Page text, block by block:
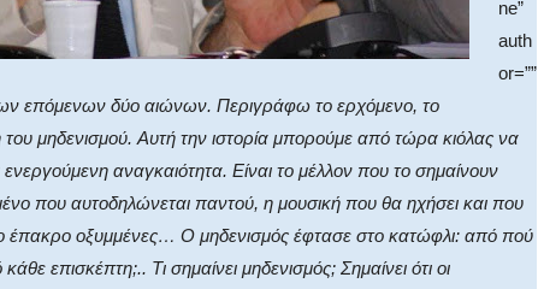
ne”
auth
or=””
επόμενων δύο αιώνων. Περιγράφω το ερχόμενο, το
μηδενισμού. Aυτή την ιστορία μπορούμε από τώρα κιόλας να
αναγκαιότητα. Eίναι το μέλλον που το σημαίνουν
που αυτοδηλώνεται παντού, η μουσική που θα ηχήσει και που
έπακρο οξυμμένες… O μηδενισμός έφτασε στο κατώφλι: από πού
επισκέπτη;.. Tι σημαίνει μηδενισμός; Σημαίνει ότι οι